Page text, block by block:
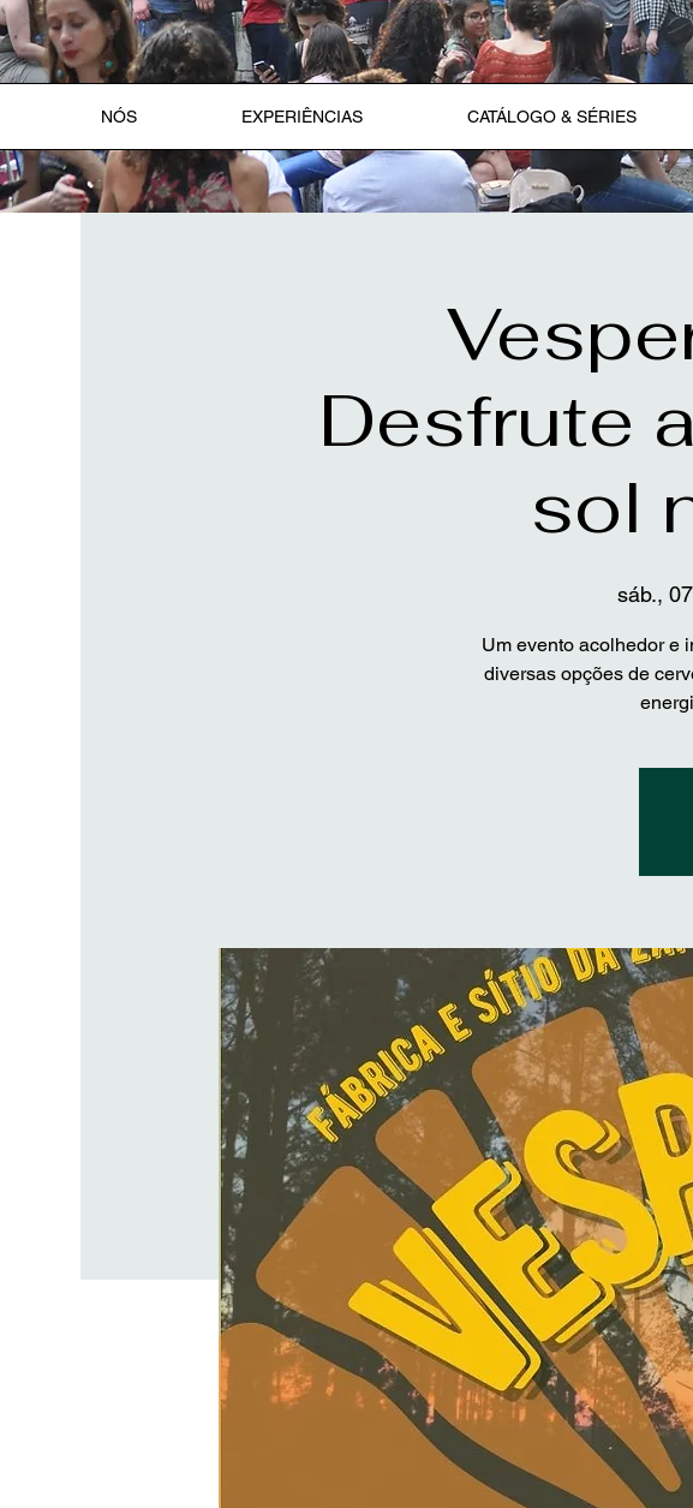
NÓS EXPERIÊNCIAS CATÁLOGO & SÉRIES
Desfrute
sol
sáb.,
Um evento acolhedor e
diversas opções de